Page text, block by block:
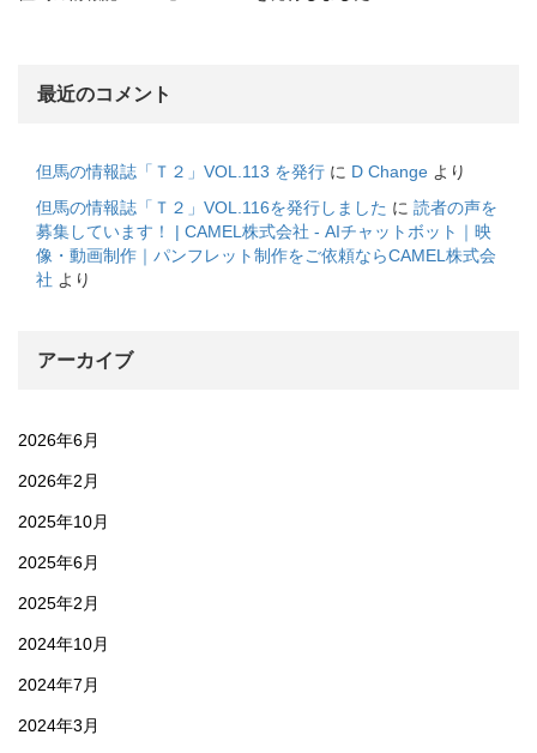
最近のコメント
但馬の情報誌「Ｔ２」VOL.113 を発行 に D Change より
但馬の情報誌「Ｔ２」VOL.116を発行しました に 読者の声を
募集しています！ | CAMEL株式会社 - AIチャットボット｜映
像・動画制作｜パンフレット制作をご依頼ならCAMEL株式会
社 より
アーカイブ
2026年6月
2026年2月
2025年10月
2025年6月
2025年2月
2024年10月
2024年7月
2024年3月